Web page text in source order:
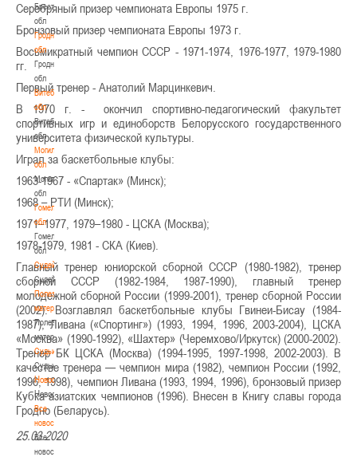
Брестская
обл
Гродненская
обл
Гродненская
обл
Витебская
обл
Витебская
обл
Могилевская
обл
Могилевская
обл
Гомельская
обл
Гомельская
обл
Судейство
Судейство
Полезные
материалы
Полезные
материалы
Судьи
Судьи
Новости
Новости
Все
новости
Все
новости
Серебряный призер чемпионата Европы 1975 г.
Бронзовый призер чемпионата Европы 1973 г.
Восьмикратный чемпион СССР - 1971-1974, 1976-1977, 1979-1980
гг.
Первый тренер - Анатолий Марцинкевич.
В 1970 г. - окончил спортивно-педагогический факультет
спортивных игр и единоборств Белорусского государственного
университета физической культуры.
Играл за баскетбольные клубы:
1963-1967 - «Спартак» (Минск);
1968 – РТИ (Минск);
1971–1977, 1979–1980 - ЦСКА (Москва);
1978-1979, 1981 - СКА (Киев).
Главный тренер юниорской сборной СССР (1980-1982), тренер
сборной СССР (1982-1984, 1987-1990), главный тренер
молодежной сборной России (1999-2001), тренер сборной России
(2002). Возглавлял баскетбольные клубы Гвинеи-Бисау (1984-
1987), Ливана («Спортинг») (1993, 1994, 1996, 2003-2004), ЦСКА
«Москва» (1990-1992), «Шахтер» (Черемхово/Иркутск) (2000-2002).
Тренер БК ЦСКА (Москва) (1994-1995, 1997-1998, 2002-2003). В
качестве тренера — чемпион мира (1982), чемпион России (1992,
1996, 1998), чемпион Ливана (1993, 1994, 1996), бронзовый призер
Кубка азиатских чемпионов (1996). Внесен в Книгу славы города
Гродно (Беларусь).
25.03.2020